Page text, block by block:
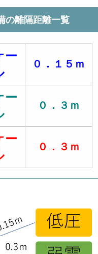
の離隔距離一覧
ー
０．１５ｍ
ー
０．３ｍ
ー
０．３ｍ